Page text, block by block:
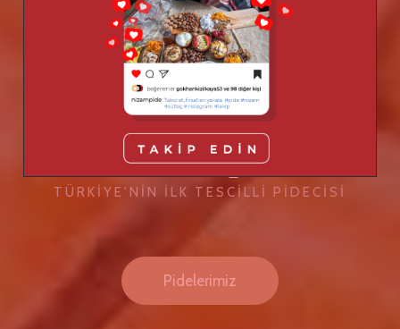
Damaklarınızı
coşturacak bol
malzemeli pideler
TÜRKİYE'NİN İLK TESCİLLİ PİDECİSİ
Pidelerimiz
Pideler